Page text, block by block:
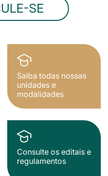
SE
Saiba todas nossas
unidades e
modalidades
Consulte os editais e
regulamentos